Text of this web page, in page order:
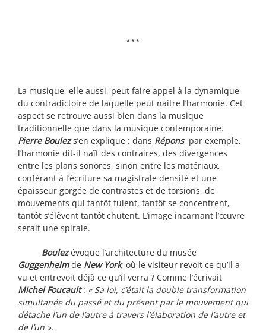
***
La musique, elle aussi, peut faire appel à la dynamique
du contradictoire de laquelle peut naitre l’harmonie. Cet
aspect se retrouve aussi bien dans la musique
traditionnelle que dans la musique contemporaine.
Pierre Boulez s’en explique : dans Répons, par exemple,
l’harmonie dit-il naît des contraires, des divergences
entre les plans sonores, sinon entre les matériaux,
conférant à l’écriture sa magistrale densité et une
épaisseur gorgée de contrastes et de torsions, de
mouvements qui tantôt fuient, tantôt se concentrent,
tantôt s’élèvent tantôt chutent. L’image incarnant l’œuvre
serait une spirale.
Boulezévoque l’architecture du musée
Guggenheimde New York, où le visiteur revoit ce qu’il a
vu et entrevoit déjà ce qu’il verra ? Comme l’écrivait
Michel Foucault: « Sa loi, c’était la double transformation
simultanée du passé et du présent par le mouvement qui
détache l’un de l’autre à travers l’élaboration de l’autre et
de l’un ».